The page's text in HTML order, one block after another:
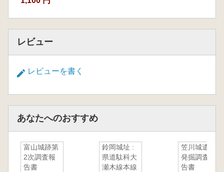
レビュー
レビューを書く
あなたへのおすすめ
富山城跡第
2次調査報
告書
鈴岡城址 :
県道駄科大
瀬木線本線
笠川城遺跡
発掘調査報
告書